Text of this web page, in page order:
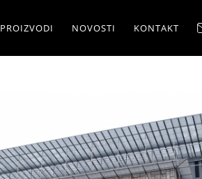
PROIZVODI NOVOSTI KONTAKT